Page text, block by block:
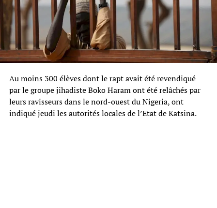
Au moins 300 élèves dont le rapt avait été revendiqué
par le groupe jihadiste Boko Haram ont été relâchés par
leurs ravisseurs dans le nord-ouest du Nigeria, ont
indiqué jeudi les autorités locales de l’Etat de Katsina.